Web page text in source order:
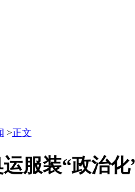
>正文
服装“政治化